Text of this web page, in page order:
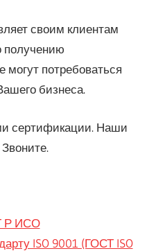
своим клиентам
получению
могут потребоваться
бизнеса.
сертификации. Наши
Р ИСО
ISO 9001 (ГОСТ ISO